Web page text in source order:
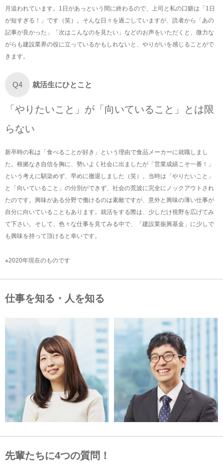
月追われています。1日があっという間に終わるので、上司と私の口癖は「1日
が短すぎる！」です（笑）。そんな日々を過ごしていますが、読者から「あの
記事が良かった」「次はこんなのを見たい」などのお声をいただくと、微力な
がらも建設業界の役に立っているかもしれないと、やりがいを感じることがで
きます。
Q4 就活生にひとこと
「やりたいこと」が「向いていること」とは限
らない
新卒時の私は「食べることが好き」という理由で食品メーカーに就職しまし
た。根拠なき自信を胸に、勢いよく社会に出ましたが「営業成績こそ一番！」
という考えに馴染めず、早めに撤退しました（笑）。当時は「やりたいこと」
と「向いていること」の分別ができず、社会の荒波に完全にノックアウトされ
たのです。興味がある分野で働けるのは素敵ですが、意外と興味の薄い仕事が
自分に向いていることもあります。就活をする際は、少しだけ視野を広げてみ
て下さい。そして、色々な仕事を見てみる中で、「建設業振興基金」に少しで
も興味を持って頂けると幸いです。
※2020年現在のものです
仕事を知る・人を知る
先輩たちに4つの質問！